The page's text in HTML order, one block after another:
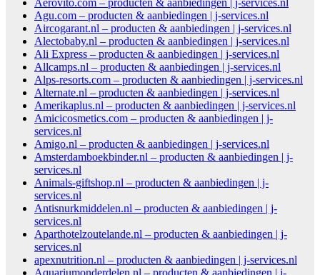
Aerovito.com – producten & aanbiedingen | j-services.nl
Agu.com – producten & aanbiedingen | j-services.nl
Aircogarant.nl – producten & aanbiedingen | j-services.nl
Alectobaby.nl – producten & aanbiedingen | j-services.nl
Ali Express – producten & aanbiedingen | j-services.nl
Allcamps.nl – producten & aanbiedingen | j-services.nl
Alps-resorts.com – producten & aanbiedingen | j-services.nl
Alternate.nl – producten & aanbiedingen | j-services.nl
Amerikaplus.nl – producten & aanbiedingen | j-services.nl
Amicicosmetics.com – producten & aanbiedingen | j-
services.nl
Amigo.nl – producten & aanbiedingen | j-services.nl
Amsterdamboekbinder.nl – producten & aanbiedingen | j-
services.nl
Animals-giftshop.nl – producten & aanbiedingen | j-
services.nl
Antisnurkmiddelen.nl – producten & aanbiedingen | j-
services.nl
Aparthotelzoutelande.nl – producten & aanbiedingen | j-
services.nl
apexnutrition.nl – producten & aanbiedingen | j-services.nl
Aquariumonderdelen.nl – producten & aanbiedingen | j-